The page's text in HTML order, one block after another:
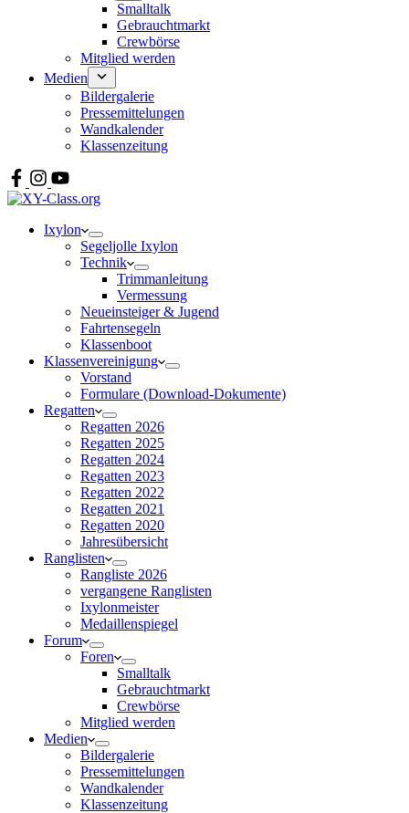
Smalltalk
Gebrauchtmarkt
Crewbörse
Mitglied werden
Medien
Bildergalerie
Pressemittelungen
Wandkalender
Klassenzeitung
Ixylon
Segeljolle Ixylon
Technik
Trimmanleitung
Vermessung
Neueinsteiger & Jugend
Fahrtensegeln
Klassenboot
Klassenvereinigung
Vorstand
Formulare (Download-Dokumente)
Regatten
Regatten 2026
Regatten 2025
Regatten 2024
Regatten 2023
Regatten 2022
Regatten 2021
Regatten 2020
Jahresübersicht
Ranglisten
Rangliste 2026
vergangene Ranglisten
Ixylonmeister
Medaillenspiegel
Forum
Foren
Smalltalk
Gebrauchtmarkt
Crewbörse
Mitglied werden
Medien
Bildergalerie
Pressemittelungen
Wandkalender
Klassenzeitung